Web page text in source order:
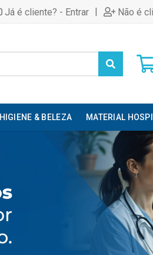
Já é cliente? - Entrar | Não é
HIGIENE & BELEZA MATERIAL